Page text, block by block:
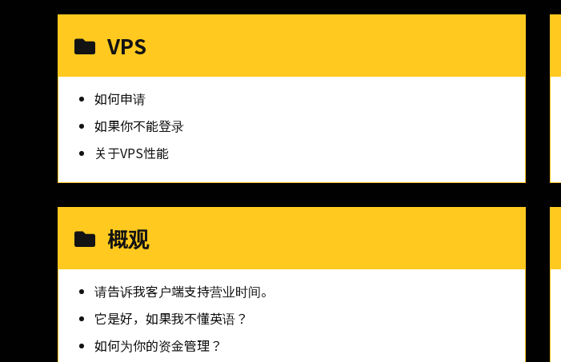
VPS
如何申请
如果你不能登录
关于VPS性能
概观
请告诉我客户端支持营业时间。
它是好，如果我不懂英语？
如何为你的资金管理？